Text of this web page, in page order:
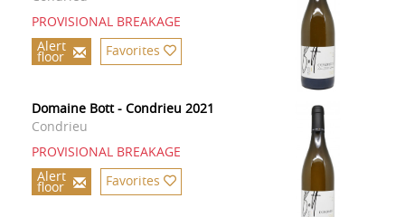
PROVISIONAL BREAKAGE
Alert
floor Favorites
Domaine Bott - Condrieu 2021
Condrieu
PROVISIONAL BREAKAGE
Alert
floor Favorites